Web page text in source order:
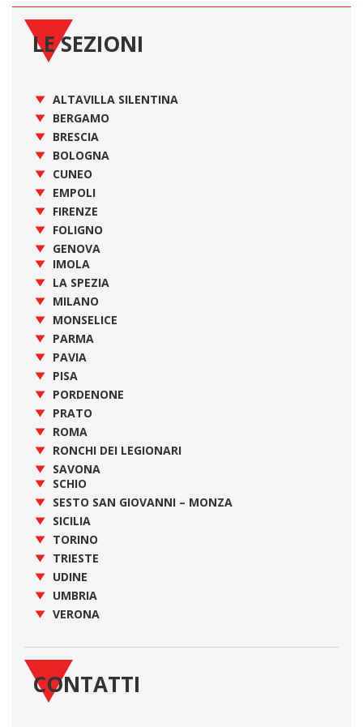
LE SEZIONI
ALTAVILLA SILENTINA
BERGAMO
BRESCIA
BOLOGNA
CUNEO
EMPOLI
FIRENZE
FOLIGNO
GENOVA
IMOLA
LA SPEZIA
MILANO
MONSELICE
PARMA
PAVIA
PISA
PORDENONE
PRATO
ROMA
RONCHI DEI LEGIONARI
SAVONA
SCHIO
SESTO SAN GIOVANNI – MONZA
SICILIA
TORINO
TRIESTE
UDINE
UMBRIA
VERONA
CONTATTI